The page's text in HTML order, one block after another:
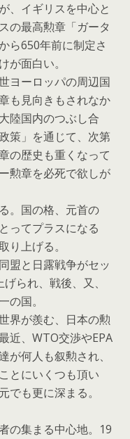
、イギリスを中心と
の最高勲章「ガータ
ら650年前に制定さ
が面白い。
ヨーロッパの周辺国
も見向きもされなか
陸国内のつぶし合
策」を通じて、次第
の歴史も重くなって
勲章を必死で欲しが
。国の格、元首の
ってプラスになる
り上げる。
盟と日露戦争がセッ
られ、戦後、又、
の国。
界が羨む、日本の勲
近、WTO交渉やEPA
が何人も叙勲され、
とにいくつも頂い
でも更に深まる。
の集まる中心地。19